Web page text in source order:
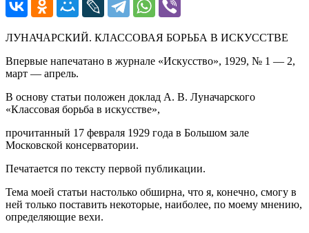
ЛУНАЧАРСКИЙ. КЛАССОВАЯ БОРЬБА В ИСКУССТВЕ
Впервые напечатано в журнале «Искусство», 1929, № 1 — 2,
март — апрель.
В основу статьи положен доклад А. В. Луначарского
«Классовая борьба в искусстве»,
прочитанный 17 февраля 1929 года в Большом зале
Московской консерватории.
Печатается по тексту первой публикации.
Тема моей статьи настолько обширна, что я, конечно, смогу в
ней только поставить некоторые, наиболее, по моему мнению,
определяющие вехи.